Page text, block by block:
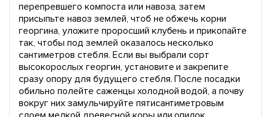
перепревшего компоста или навоза, затем
присыпьте навоз землей, чтоб не обжечь корни
георгина, уложите проросший клубень и прикопайте
так, чтобы под землей оказалось несколько
сантиметров стебля. Если вы выбрали сорт
высокорослых георгин, установите и закрепите
сразу опору для будущего стебля. После посадки
обильно полейте саженцы холодной водой, а почву
вокруг них замульчируйте пятисантиметровым